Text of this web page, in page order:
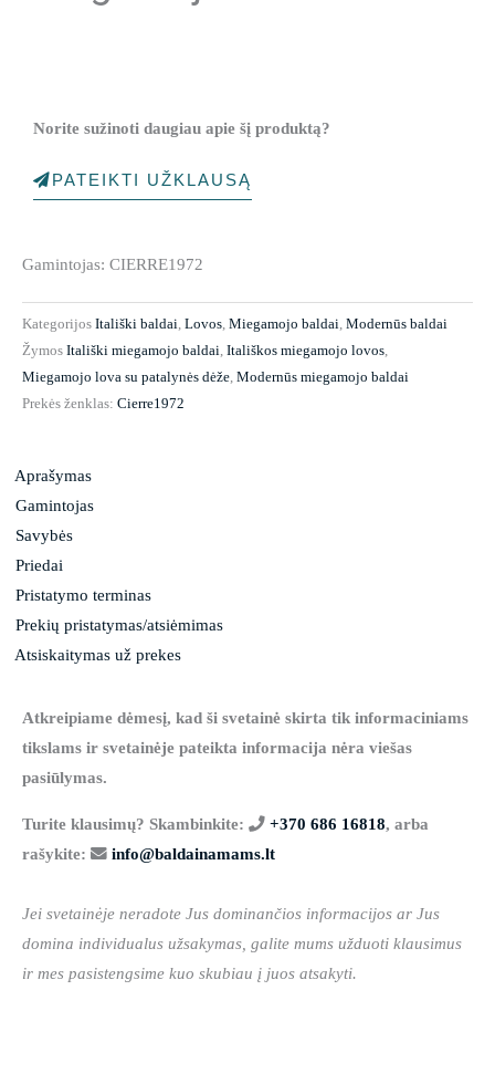
Norite sužinoti daugiau apie šį produktą?
PATEIKTI UŽKLAUSĄ
Gamintojas: CIERRE1972
Kategorijos Itališki baldai Lovos Miegamojo baldai Modernūs baldai
Žymos Itališki miegamojo baldai Itališkos miegamojo lovos
Miegamojo lova su patalynės dėže Modernūs miegamojo baldai
Prekės ženklas: Cierre1972
Aprašymas
Gamintojas
Savybės
Priedai
Pristatymo terminas
Prekių pristatymas/atsiėmimas
Atsiskaitymas už prekes
Atkreipiame dėmesį, kad ši svetainė skirta tik informaciniams
tikslams ir svetainėje pateikta informacija nėra viešas
pasiūlymas.
Turite klausimų? Skambinkite: +370 686 16818, arba
rašykite:
info@baldainamams.lt
Jei svetainėje neradote Jus dominančios informacijos ar Jus
domina individualus užsakymas, galite mums užduoti klausimus
ir mes pasistengsime kuo skubiau į juos atsakyti.